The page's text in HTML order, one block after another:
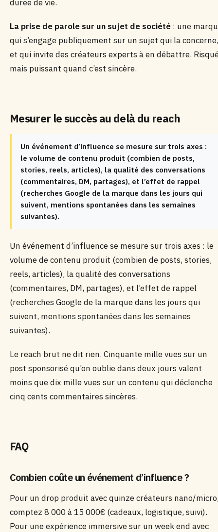
durée de vie.
La prise de parole sur un sujet de société : une
qui s’engage publiquement sur un sujet qui la concerne,
et qui invite des créateurs experts à en débattre.
mais puissant quand c’est sincère.
Mesurer le succès au delà du reach
Un événement d’influence se mesure sur trois axes :
le volume de contenu produit (combien de posts,
stories, reels, articles), la qualité des conversations
(commentaires, DM, partages), et l’effet de rappel
(recherches Google de la marque dans les jours qui
suivent, mentions spontanées dans les semaines
suivantes).
Un événement d’influence se mesure sur trois axes : le
volume de contenu produit (combien de posts, stories,
reels, articles), la qualité des conversations
(commentaires, DM, partages), et l’effet de rappel
(recherches Google de la marque dans les jours qui
suivent, mentions spontanées dans les semaines
suivantes).
Le reach brut ne dit rien. Cinquante mille vues sur un
post sponsorisé qu’on oublie dans deux jours valent
moins que dix mille vues sur un contenu qui déclenche
cinq cents commentaires sincères.
FAQ
Combien coûte un événement d’influence ?
Pour un drop produit avec quinze créateurs nano/
comptez 8 000 à 15 000€ (cadeaux, logistique, suivi).
Pour une expérience immersive sur un week end avec